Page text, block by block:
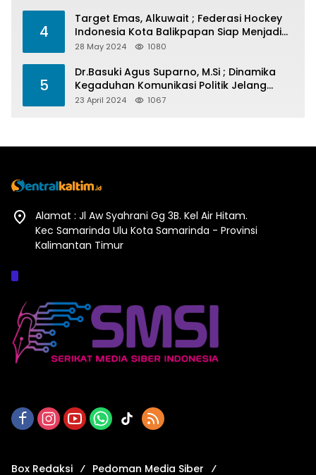
4
Target Emas, Alkuwait ; Federasi Hockey
Indonesia Kota Balikpapan Siap Menjadi
Barometer Prestasi Di Kaltim
28 May 2024 1080
5
Dr.Basuki Agus Suparno, M.Si ; Dinamika
Kegaduhan Komunikasi Politik Jelang
Pesta Politik 2024
23 April 2024 1067
Alamat : Jl Aw Syahrani Gg 3B. Kel Air Hitam.
Kec Samarinda Ulu Kota Samarinda - Provinsi
Kalimantan Timur
Box Redaksi Pedoman Media Siber